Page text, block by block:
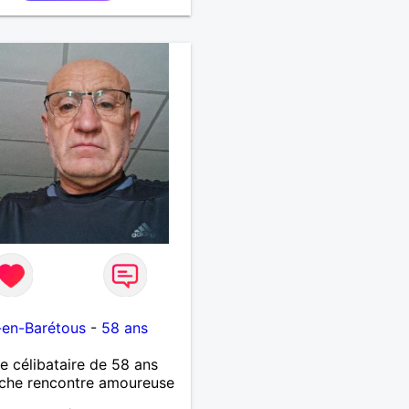
Barétous - 58 ans
célibataire de 58 ans
rencontre amoureuse